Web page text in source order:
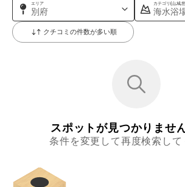
エリア
別府
カテゴリ(山,城,
海水浴
クチコミの件数が多い順
スポットが見つかりませ
条件を変更して再度検索して